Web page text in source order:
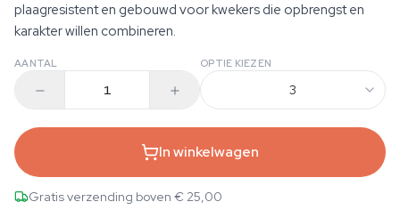
plaagresistent en gebouwd voor kwekers die opbrengst en
karakter willen combineren.
AANTAL OPTIE KIEZEN
3
In winkelwagen
Gratis verzending boven € 25,00